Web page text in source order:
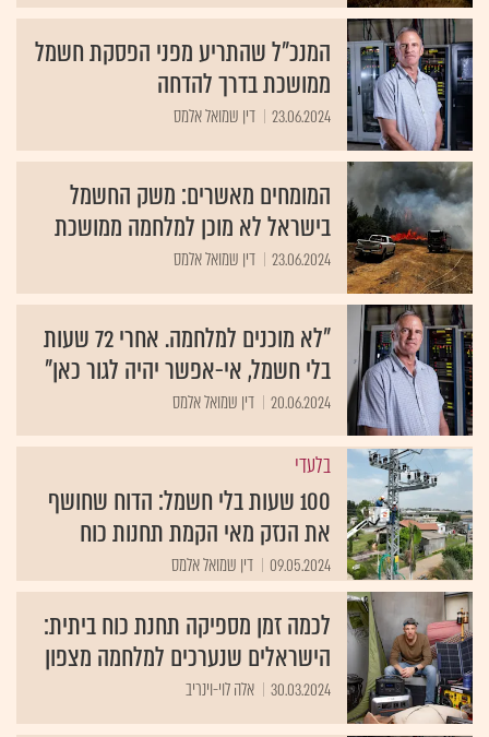
המנכ"ל שהתריע מפני הפסקת חשמל
ממושכת בדרך להדחה
23.06.2024 דין שמואל אלמס
המומחים מאשרים: משק החשמל
בישראל לא מוכן למלחמה ממושכת
23.06.2024 דין שמואל אלמס
"לא מוכנים למלחמה. אחרי 72 שעות
בלי חשמל, אי-אפשר יהיה לגור כאן"
20.06.2024 דין שמואל אלמס
בלעדי
100 שעות בלי חשמל: הדוח שחושף
את הנזק מאי הקמת תחנות כוח
09.05.2024 דין שמואל אלמס
לכמה זמן מספיקה תחנת כוח ביתית:
הישראלים שנערכים למלחמה מצפון
30.03.2024 אלה לוי-וינריב